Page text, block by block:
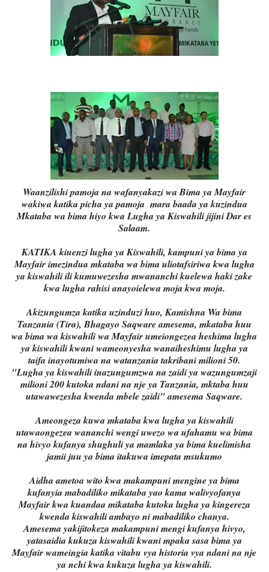
Waanzilishi pamoja na wafanyakazi wa Bima ya Mayfair
wakiwa katika picha ya pamoja mara baada ya kuzindua
Mkataba wa bima hiyo kwa Lugha ya Kiswahili jijini Dar es
Salaam.
KATIKA kiuenzi lugha ya Kiswahili, kampuni ya bima ya
Mayfair imezindua mkataba wa bima uliotafsiriwa kwa lugha
ya kiswahili ili kumuwezesha mwananchi kuelewa haki zake
kwa lugha rahisi anayoielewa moja kwa moja.
Akizungumza katika uzinduzi huo, Kamishna Wa bima
Tanzania (Tira), Bhagayo Saqware amesema, mkataba huu
wa bima wa kiswahili wa Mayfair umeiongezea heshima lugha
ya kiswahili kwani wameonyesha wanaiheshimu lugha ya
taifa inayotumiwa na watanzania takribani milioni 50.
"Lugha ya kiswahili inazungumzwa na zaidi ya wazungumzaji
milioni 200 kutoka ndani na nje ya Tanzania, mktaba huu
utawawezesha kwenda mbele zaidi" amesema Saqware.
Ameongeza kuwa mkataba kwa lugha ya kiswahili
utawaongezea wananchi wengi uwezo wa ufahamu wa bima
na hivyo kufanya shughuli ya mamlaka ya bima kuelimisha
jamii juu ya bima itakuwa imepata msukumo
Aidha ametoa wito kwa makampuni mengine ya bima
kufanyia mabadiliko mikataba yao kama walivyofanya
Mayfair kwa kuandaa mikataba kutoka lugha ya kingereza
kwenda kiswahili ambayo ni mabadiliko chanya.
Amesema yakijitokeza makampuni mengi kufanya hivyo,
yatasaidia kukuza kiswahili kwani mpaka sasa bima ya
Mayfair wameingia katika vitabu vya historia vya ndani na nje
ya nchi kwa kukuza lugha ya kiswahili.